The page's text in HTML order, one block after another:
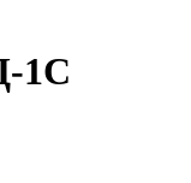
1С